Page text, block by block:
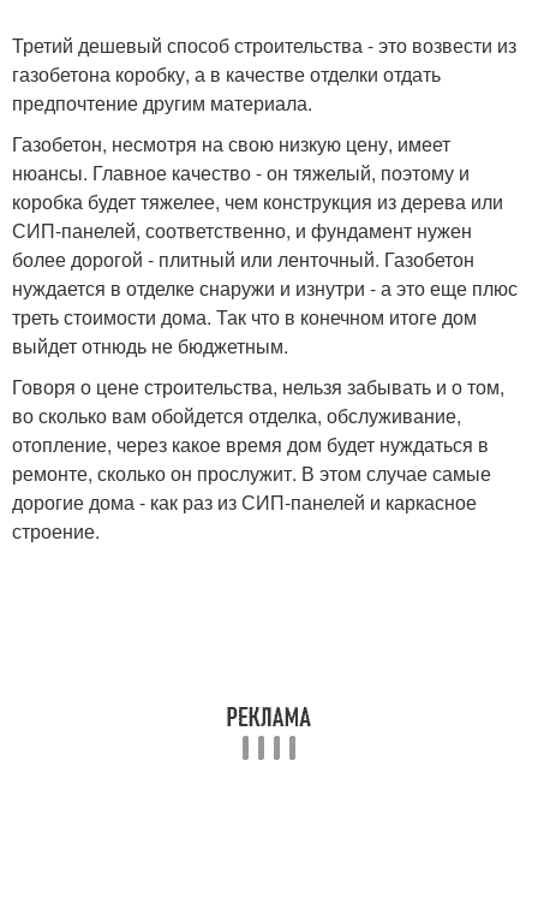
Третий дешевый способ строительства - это возвести из
газобетона коробку, а в качестве отделки отдать
предпочтение другим материала.
Газобетон, несмотря на свою низкую цену, имеет
нюансы. Главное качество - он тяжелый, поэтому и
коробка будет тяжелее, чем конструкция из дерева или
СИП-панелей, соответственно, и фундамент нужен
более дорогой - плитный или ленточный. Газобетон
нуждается в отделке снаружи и изнутри - а это еще плюс
треть стоимости дома. Так что в конечном итоге дом
выйдет отнюдь не бюджетным.
Говоря о цене строительства, нельзя забывать и о том,
во сколько вам обойдется отделка, обслуживание,
отопление, через какое время дом будет нуждаться в
ремонте, сколько он прослужит. В этом случае самые
дорогие дома - как раз из СИП-панелей и каркасное
строение.